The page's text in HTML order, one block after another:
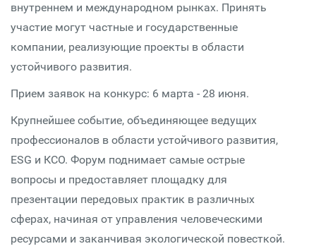
внутреннем и международном рынках. Принять
участие могут частные и государственные
компании, реализующие проекты в области
устойчивого развития.
Прием заявок на конкурс: 6 марта - 28 июня.
Крупнейшее событие, объединяющее ведущих
профессионалов в области устойчивого развития,
ESG и КСО. Форум поднимает самые острые
вопросы и предоставляет площадку для
презентации передовых практик в различных
сферах, начиная от управления человеческими
ресурсами и заканчивая экологической повесткой.